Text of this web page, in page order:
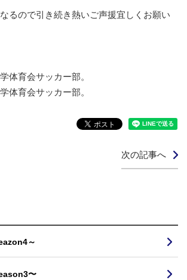
るので引き続き熱いご声援宜しくお願い
体育会サッカー部。
体育会サッカー部。
次の記事へ
～
〜